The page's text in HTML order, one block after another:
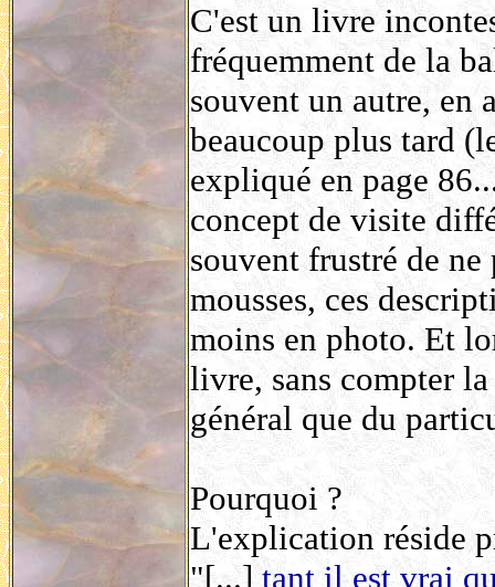
C'est un livre
fréquemment de la
souvent un autre, en
beaucoup plus tard
expliqué en page
concept de visite
souvent frustré de ne
mousses, ces
moins en photo. Et
livre, sans compter
général que du
Pourquoi ?
L'explication réside
"[...] tant il est vrai